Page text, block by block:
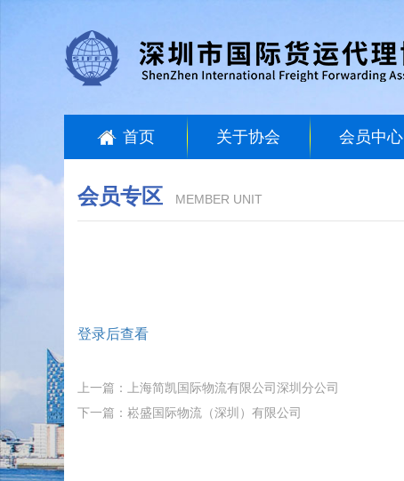
首页 关于协会 会员中心
会员专区 MEMBER UNIT
登录后查看
上一篇：上海简凯国际物流有限公司深圳分公司
下一篇：崧盛国际物流（深圳）有限公司